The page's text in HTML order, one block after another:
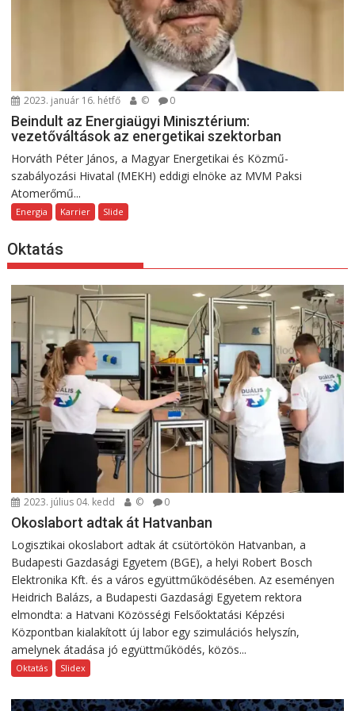
2023. január 16. hétfő © 0
Beindult az Energiaügyi Minisztérium:
vezetőváltások az energetikai szektorban
Horváth Péter János, a Magyar Energetikai és Közmű-
szabályozási Hivatal (MEKH) eddigi elnöke az MVM Paksi
Atomerőmű...
Energia Karrier Slide
Oktatás
2023. július 04. kedd © 0
Okoslabort adtak át Hatvanban
Logisztikai okoslabort adtak át csütörtökön Hatvanban, a
Budapesti Gazdasági Egyetem (BGE), a helyi Robert Bosch
Elektronika Kft. és a város együttműködésében. Az eseményen
Heidrich Balázs, a Budapesti Gazdasági Egyetem rektora
elmondta: a Hatvani Közösségi Felsőoktatási Képzési
Központban kialakított új labor egy szimulációs helyszín,
amelynek átadása jó együttműködés, közös...
Oktatás Slidex